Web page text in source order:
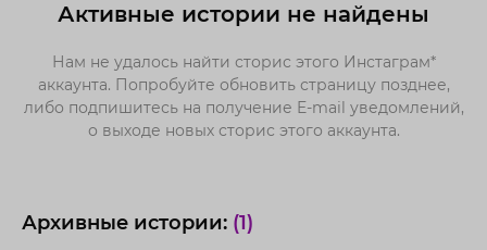
Активные истории не найдены
Нам не удалось найти сторис этого Инстаграм*
аккаунта. Попробуйте обновить страницу позднее,
либо подпишитесь на получение E-mail уведомлений,
о выходе новых сторис этого аккаунта.
Архивные истории: (1)